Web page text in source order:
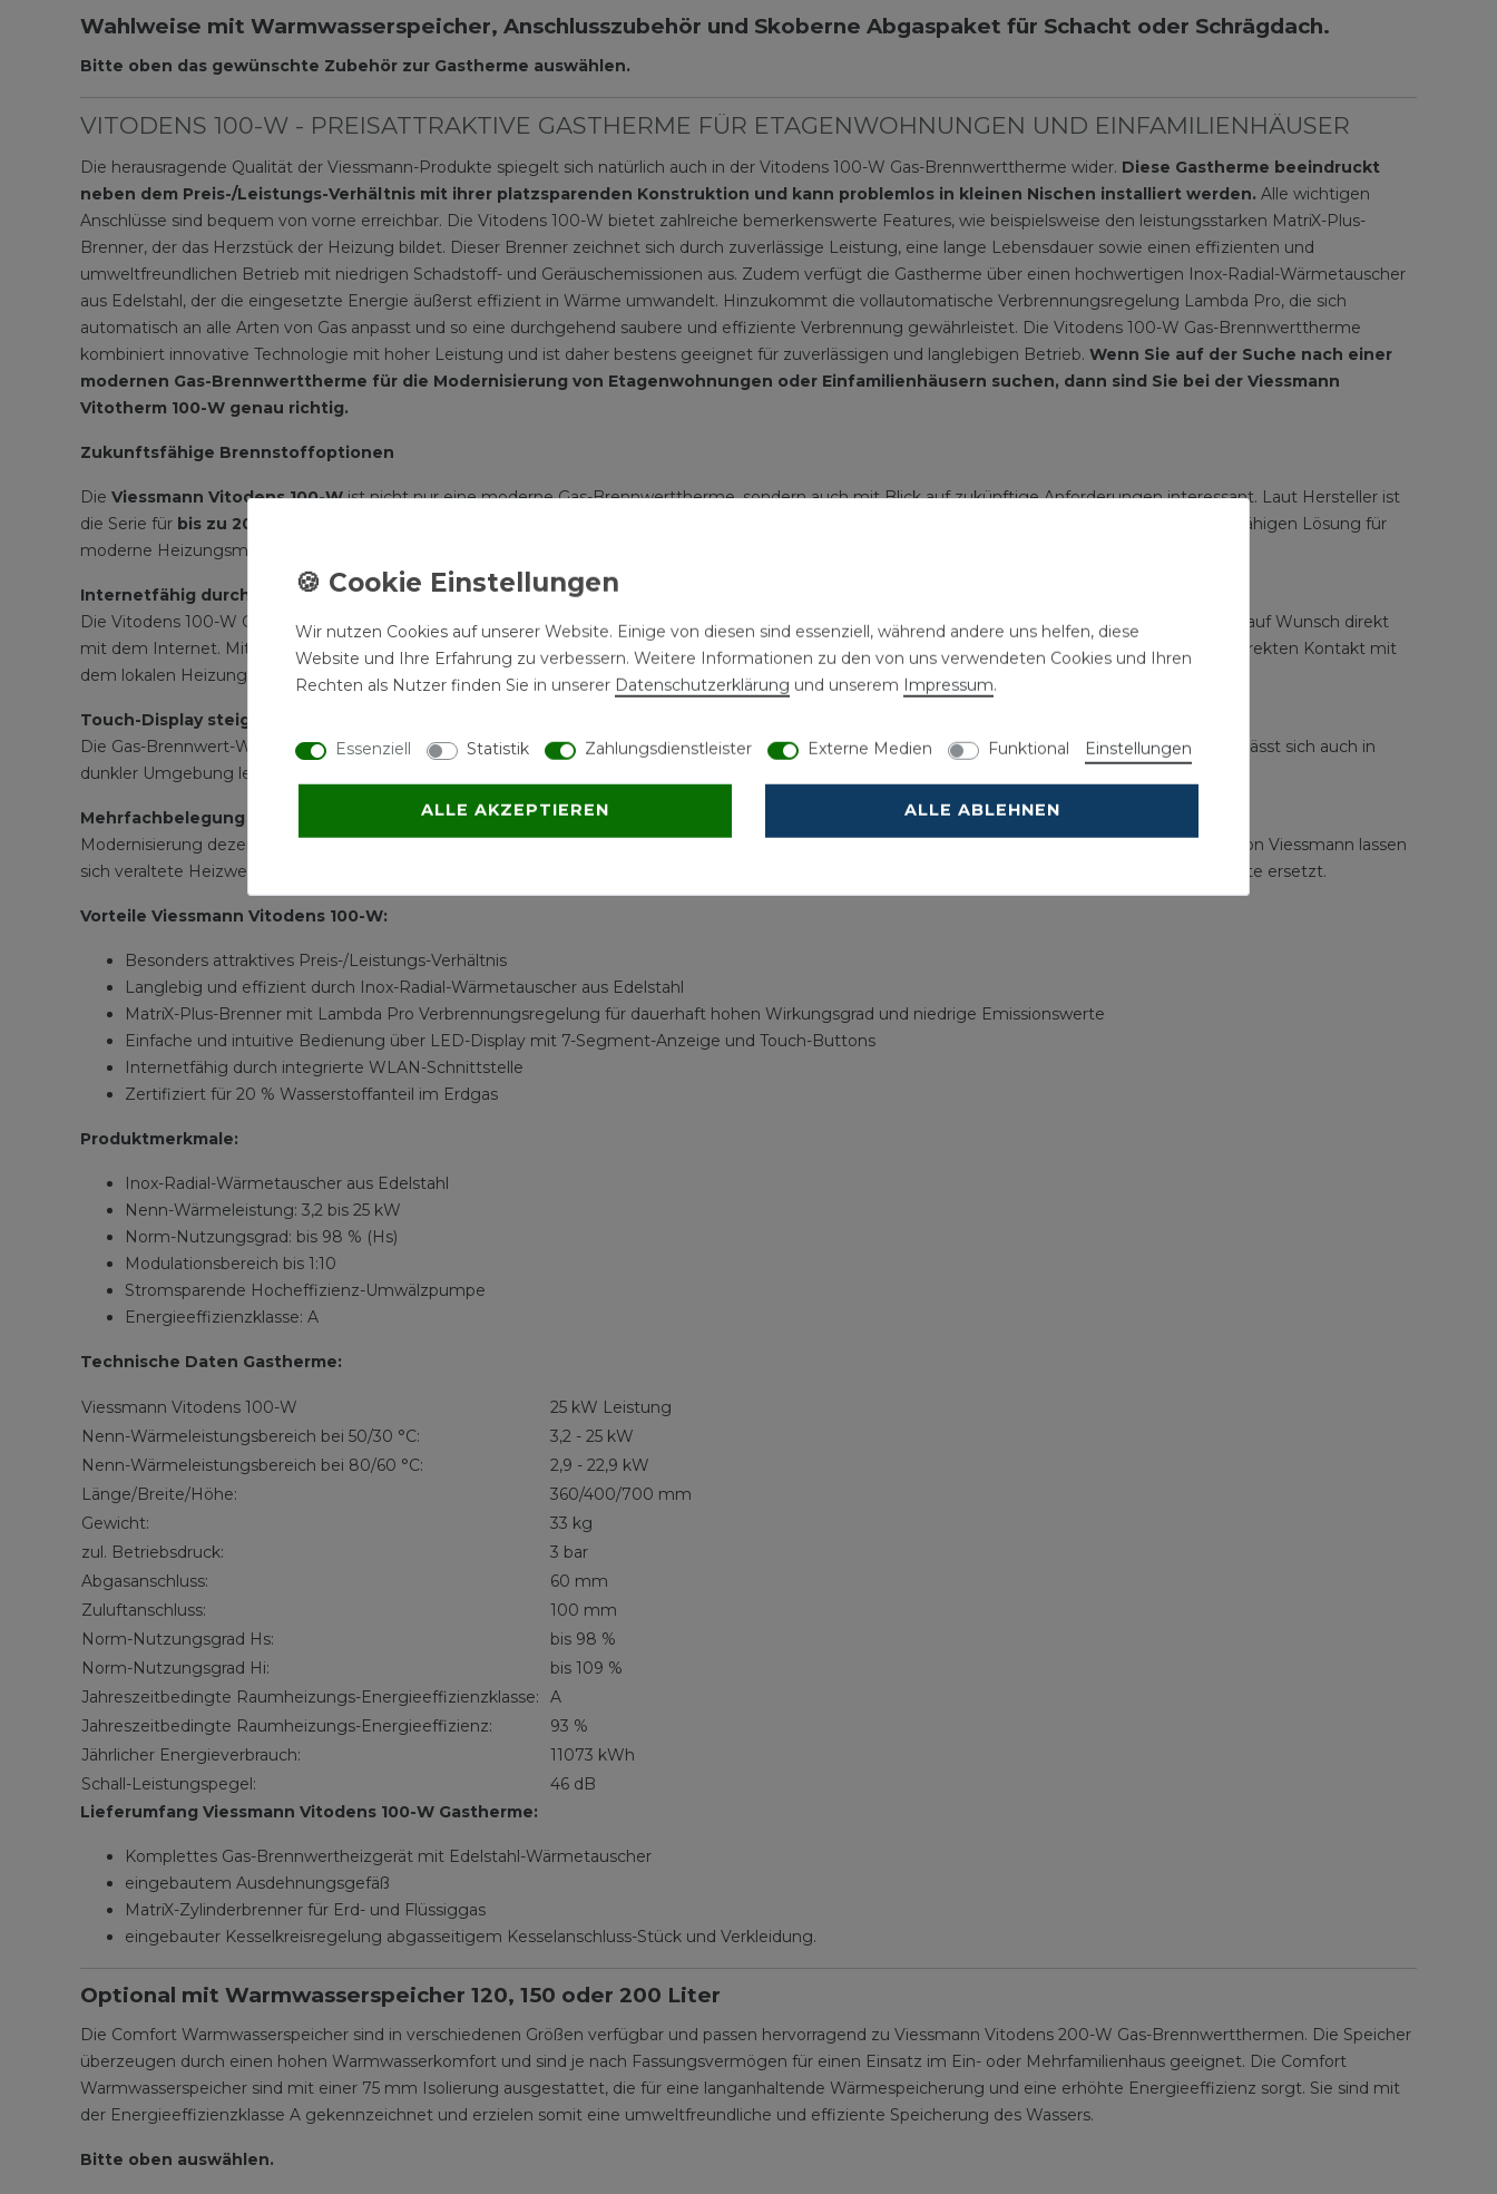
Wahlweise mit Warmwasserspeicher, Anschlusszubehör und Skoberne Abgaspaket für Schacht oder Schrägdach.
Bitte oben das gewünschte Zubehör zur Gastherme auswählen.
VITODENS 100-W - PREISATTRAKTIVE GASTHERME FÜR ETAGENWOHNUNGEN UND EINFAMILIENHÄUSER
Die herausragende Qualität der Viessmann-Produkte spiegelt sich natürlich auch in der Vitodens 100-W Gas-Brennwerttherme wider. Diese Gastherme beeindruckt
neben dem Preis-/Leistungs-Verhältnis mit ihrer platzsparenden Konstruktion und kann problemlos in kleinen Nischen installiert werden. Alle wichtigen
Anschlüsse sind bequem von vorne erreichbar. Die Vitodens 100-W bietet zahlreiche bemerkenswerte Features, wie beispielsweise den leistungsstarken MatriX-Plus-
Brenner, der das Herzstück der Heizung bildet. Dieser Brenner zeichnet sich durch zuverlässige Leistung, eine lange Lebensdauer sowie einen effizienten und
umweltfreundlichen Betrieb mit niedrigen Schadstoff- und Geräuschemissionen aus. Zudem verfügt die Gastherme über einen hochwertigen Inox-Radial-Wärmetauscher
aus Edelstahl, der die eingesetzte Energie äußerst effizient in Wärme umwandelt. Hinzukommt die vollautomatische Verbrennungsregelung Lambda Pro, die sich
automatisch an alle Arten von Gas anpasst und so eine durchgehend saubere und effiziente Verbrennung gewährleistet. Die Vitodens 100-W Gas-Brennwerttherme
kombiniert innovative Technologie mit hoher Leistung und ist daher bestens geeignet für zuverlässigen und langlebigen Betrieb. Wenn Sie auf der Suche nach einer
modernen Gas-Brennwerttherme für die Modernisierung von Etagenwohnungen oder Einfamilienhäusern suchen, dann sind Sie bei der Viessmann
Vitotherm 100-W genau richtig.
Zukunftsfähige Brennstoffoptionen
Die Viessmann Vitodens 100-Wist nicht nur eine moderne Gas-Brennwerttherme, sondern auch mit Blick auf zukünftige Anforderungen interessant. Laut Hersteller ist
die Serie für bis zu 20 % Wasserstoff
freigegeben. Das macht die Vitodens 100-W zu einer zukunftsfähigen Lösung für
moderne Heizungsmodernisierungen.
Internetfähig durch integrierte WLAN-Schnittstelle: Energieeinsparung, Komfort und Sicherheit mit ViCare
Die Vitodens 100-W Gastherme mit der neuen Plattform Viessmann One Base hat eine integrierte WLAN-Schnittstelle. Diese verbindet die Heizung auf Wunsch direkt
mit dem Internet. Mit der ViCare App ist die Bedienung der Heizung ganz einfach und intuitiv. Sie stellt die Weichen zu digitalen Services und ist im direkten Kontakt mit
dem lokalen Heizungsfachbetrieb.
Touch-Display steigert den Bedienkomfort
Die Gas-Brennwert-Wandgeräte Vitodens 100-W von Viessmann werden über die neue hinterleuchtete LCD-Touch-Bedienung geregelt. Das Display lässt sich auch in
dunkler Umgebung leicht ablesen und komfortabel bedienen.
Mehrfachbelegung eines Schornsteins
Modernisierung dezentraler Heiztechnik in der Wohnungswirtschaft führt meist zu aufwändigen Sanierungen. Mit Vitodens Gas-Brennwertthermen von Viessmann lassen
sich veraltete Heizwertgeräte schnell und einfach austauschen. Dabei werden alle Heizwertgeräte eines Abgasstrangs durch moderne Brennwertgeräte ersetzt.
Vorteile Viessmann Vitodens 100-W:
Besonders attraktives Preis-/Leistungs-Verhältnis
Langlebig und effizient durch Inox-Radial-Wärmetauscher aus Edelstahl
MatriX-Plus-Brenner mit Lambda Pro Verbrennungsregelung für dauerhaft hohen Wirkungsgrad und niedrige Emissionswerte
Einfache und intuitive Bedienung über LED-Display mit 7-Segment-Anzeige und Touch-Buttons
Internetfähig durch integrierte WLAN-Schnittstelle
Zertifiziert für 20 % Wasserstoffanteil im Erdgas
Produktmerkmale:
Inox-Radial-Wärmetauscher aus Edelstahl
Nenn-Wärmeleistung: 3,2 bis 25 kW
Norm-Nutzungsgrad: bis 98 % (Hs)
Modulationsbereich bis 1:10
Stromsparende Hocheffizienz-Umwälzpumpe
Energieeffizienzklasse: A
Technische Daten Gastherme:
Viessmann Vitodens 100-W
25 kW Leistung
Nenn-Wärmeleistungsbereich bei 50/30 °C:
3,2 - 25 kW
Nenn-Wärmeleistungsbereich bei 80/60 °C:
2,9 - 22,9 kW
Länge/Breite/Höhe:
360/400/700 mm
Gewicht:
33 kg
zul. Betriebsdruck:
3 bar
Abgasanschluss:
60 mm
Zuluftanschluss:
100 mm
Norm-Nutzungsgrad Hs:
bis 98 %
Norm-Nutzungsgrad Hi:
bis 109 %
Jahreszeitbedingte Raumheizungs-Energieeffizienzklasse:
A
Jahreszeitbedingte Raumheizungs-Energieeffizienz:
93 %
Jährlicher Energieverbrauch:
11073 kWh
Schall-Leistungspegel:
46 dB
Lieferumfang Viessmann Vitodens 100-W Gastherme:
Komplettes Gas-Brennwertheizgerät mit Edelstahl-Wärmetauscher
eingebautem Ausdehnungsgefäß
MatriX-Zylinderbrenner für Erd- und Flüssiggas
eingebauter Kesselkreisregelung abgasseitigem Kesselanschluss-Stück und Verkleidung.
Optional mit Warmwasserspeicher 120, 150 oder 200 Liter
Die Comfort Warmwasserspeicher sind in verschiedenen Größen verfügbar und passen hervorragend zu Viessmann Vitodens 200-W Gas-Brennwertthermen. Die Speicher
überzeugen durch einen hohen Warmwasserkomfort und sind je nach Fassungsvermögen für einen Einsatz im Ein- oder Mehrfamilienhaus geeignet. Die Comfort
Warmwasserspeicher sind mit einer 75 mm Isolierung ausgestattet, die für eine langanhaltende Wärmespeicherung und eine erhöhte Energieeffizienz sorgt. Sie sind mit
der Energieeffizienzklasse A gekennzeichnet und erzielen somit eine umweltfreundliche und effiziente Speicherung des Wassers.
Bitte oben auswählen.
Wir nutzen Cookies auf unserer Website. Einige von diesen sind essenziell, während andere uns helfen, diese
Website und Ihre Erfahrung zu verbessern. Weitere Informationen zu den von uns verwendeten Cookies und Ihren
Rechten als Nutzer finden Sie in unserer Daten­schutz­erklärung und unserem Impressum.
Essenziell Statistik Zahlungsdienstleister Externe Medien Funktional Einstellungen
ALLE AKZEPTIEREN ALLE ABLEHNEN